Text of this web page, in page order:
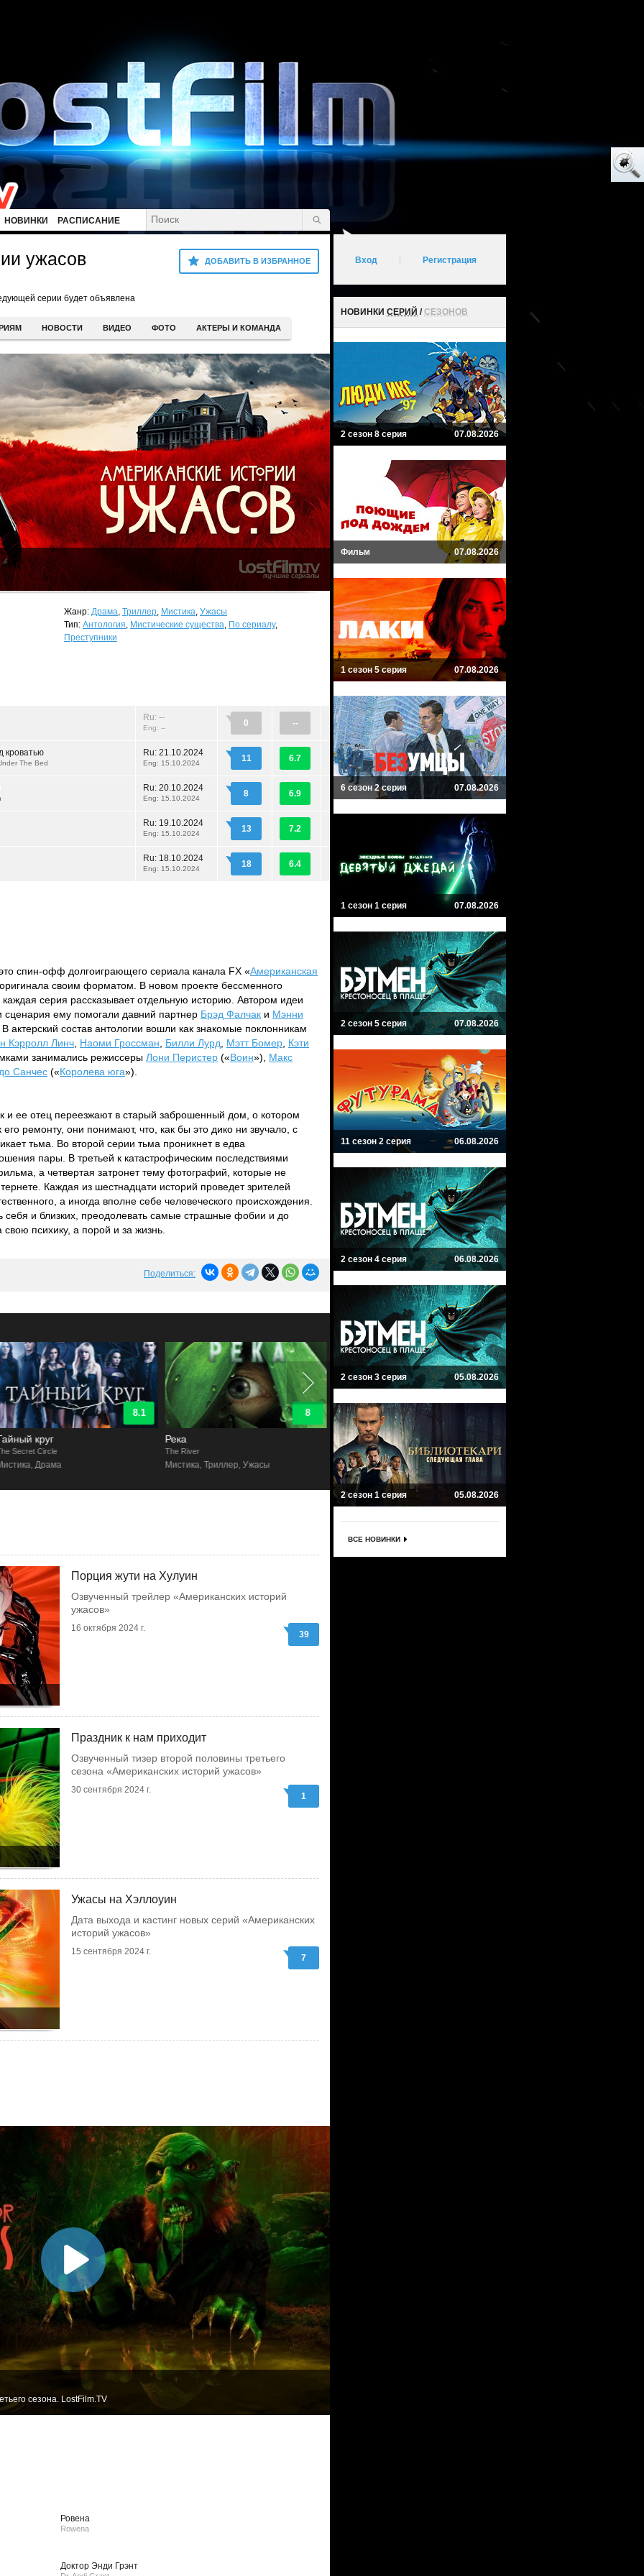
НОВИНКИ РАСПИСАНИЕ
ДОБАВИТЬ В ИЗБРАННОЕ
ужасов
серии будет объявлена
НОВОСТИ ВИДЕО ФОТО АКТЕРЫ И КОМАНДА
Жанр: Драма, Триллер, Мистика, Ужасы
Тип: Антология, Мистические существа, По сериалу,
Преступники
Ru: --
Eng: -- 0 --
кроватью
The Bed
Ru: 21.10.2024
Eng: 15.10.2024 11 6.7
Ru: 20.10.2024
Eng: 15.10.2024 8 6.9
Ru: 19.10.2024
Eng: 15.10.2024 13 7.2
Ru: 18.10.2024
Eng: 15.10.2024 18 6.4
спин-офф долгоиграющего сериала канала FX «Американская
своим форматом. В новом проекте бессменного
каждая серия рассказывает отдельную историю. Автором идеи
сценария ему помогали давний партнер Брэд Фалчак и Мэнни
актерский состав антологии вошли как знакомые поклонникам
Кэрролл Линч Наоми Гроссман Билли Лурд Мэтт Бомер Кэти
занимались режиссеры Лони Перистер («Воин»), Макс
Санчес («Королева юга»).
и ее отец переезжают в старый заброшенный дом, о котором
ремонту, они понимают, что, как бы это дико ни звучало, с
тьма. Во второй серии тьма проникнет в едва
пары. В третьей к катастрофическим последствиями
а четвертая затронет тему фотографий, которые не
Каждая из шестнадцати историй проведет зрителей
а иногда вполне себе человеческого происхождения.
себя и близких, преодолевать самые страшные фобии и до
психику, а порой и за жизнь.
Поделиться:
8.1
круг
Secret Circle
Драма
8
Река
The River
Мистика, Триллер, Ужасы
Культ
Cult
Триллер, Драма, Мистика
Порция жути на Хулуин
Озвученный трейлер «Американских историй
ужасов»
16 октября 2024 г.
39
Праздник к нам приходит
Озвученный тизер второй половины третьего
сезона «Американских историй ужасов»
30 сентября 2024 г.
1
Ужасы на Хэллоуин
Дата выхода и кастинг новых серий «Американских
историй ужасов»
15 сентября 2024 г.
7
сезона. LostFilm.TV
Ровена
Rowena
Доктор Энди Грэнт
Вход Регистрация
НОВИНКИ СЕРИЙ /СЕЗОНОВ
2 сезон 8 серия 07.08.2026
Фильм 07.08.2026
1 сезон 5 серия 07.08.2026
6 сезон 2 серия 07.08.2026
1 сезон 1 серия 07.08.2026
2 сезон 5 серия 07.08.2026
11 сезон 2 серия 06.08.2026
2 сезон 4 серия 06.08.2026
2 сезон 3 серия 05.08.2026
2 сезон 1 серия 05.08.2026
ВСЕ НОВИНКИ